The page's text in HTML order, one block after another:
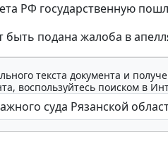
РФ государственную
подана жалоба в
текста документа и
воспользуйтесь поиском в